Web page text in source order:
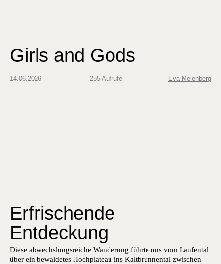
Girls and Gods
14.06.2026 255 Aufrufe Eva Meienberg
Erfrischende
Entdeckung
Diese abwechslungsreiche Wanderung führte uns vom Laufental
über ein bewaldetes Hochplateau ins Kaltbrunnental zwischen